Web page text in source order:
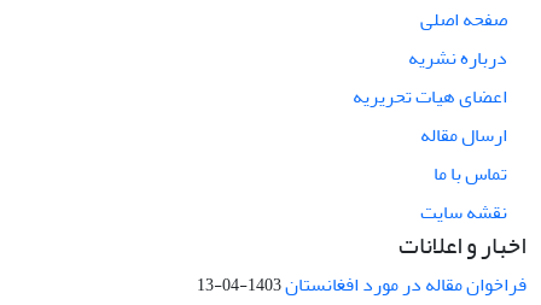
صفحه اصلی
درباره نشریه
اعضای هیات تحریریه
ارسال مقاله
تماس با ما
نقشه سایت
اخبار و اعلانات
فراخوان مقاله در مورد افغانستان1403-04-13